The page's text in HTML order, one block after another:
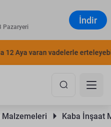
Pazaryeri
İndir
12 Aya varan vadelerle
Malzemeleri Kaba İnşaat